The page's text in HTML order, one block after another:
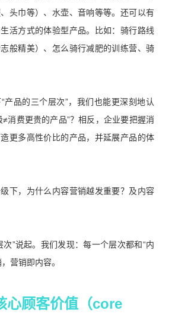
头巾等）、水壶、音响等等。还可以有
活方式的体验型产品。比如：骑行路线
般精美）、怎么骑行减肥的训练营、骑
产品的三个层次”，我们也能更深刻地认
消费更贵的产品”？相反，企业要把握消
更多高性价比的产品，并延展产品的体
下，为什么内容营销越发重要？及内容
次”说起。我们发现：每一个层次都和“内
营销即内容。
心顾客价值（core